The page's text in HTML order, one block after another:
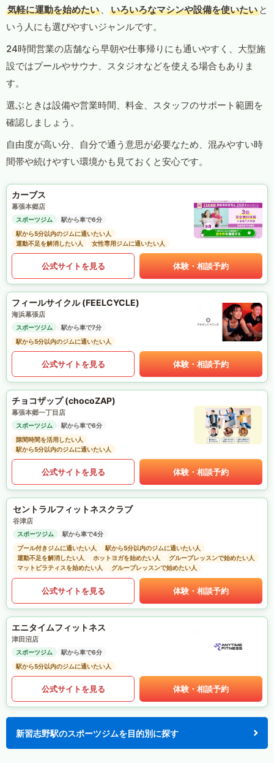
気軽に運動を始めたい 、 いろいろなマシンや設備を使いたい と
いう人にも選びやすいジャンルです。
24時間営業の店舗なら早朝や仕事帰りにも通いやすく、大型施
設ではプールやサウナ、スタジオなどを使える場合もありま
す。
選ぶときは設備や営業時間、料金、スタッフのサポート範囲を
確認しましょう。
自由度が高い分、自分で通う意思が必要なため、混みやすい時
間帯や続けやすい環境かも見ておくと安心です。
カーブス
幕張本郷店
スポーツジム
駅から車で6分
駅から5分以内のジムに通いたい人
運動不足を解消したい人
女性専用ジムに通いたい人
公式サイトを見る 体験・相談予約
フィールサイクル (FEELCYCLE)
海浜幕張店
スポーツジム
駅から車で7分
駅から5分以内のジムに通いたい人
公式サイトを見る 体験・相談予約
チョコザップ (chocoZAP)
幕張本郷一丁目店
スポーツジム
駅から車で6分
隙間時間を活用したい人
駅から5分以内のジムに通いたい人
公式サイトを見る 体験・相談予約
セントラルフィットネスクラブ
谷津店
スポーツジム
駅から車で4分
プール付きジムに通いたい人
駅から5分以内のジムに通いたい人
運動不足を解消したい人
ホットヨガを始めたい人
グループレッスンで始めたい人
マットピラティスを始めたい人
グループレッスンで始めたい人
公式サイトを見る 体験・相談予約
エニタイムフィットネス
津田沼店
スポーツジム
駅から車で6分
駅から5分以内のジムに通いたい人
公式サイトを見る 体験・相談予約
新習志野駅のスポーツジムを目的別に探す